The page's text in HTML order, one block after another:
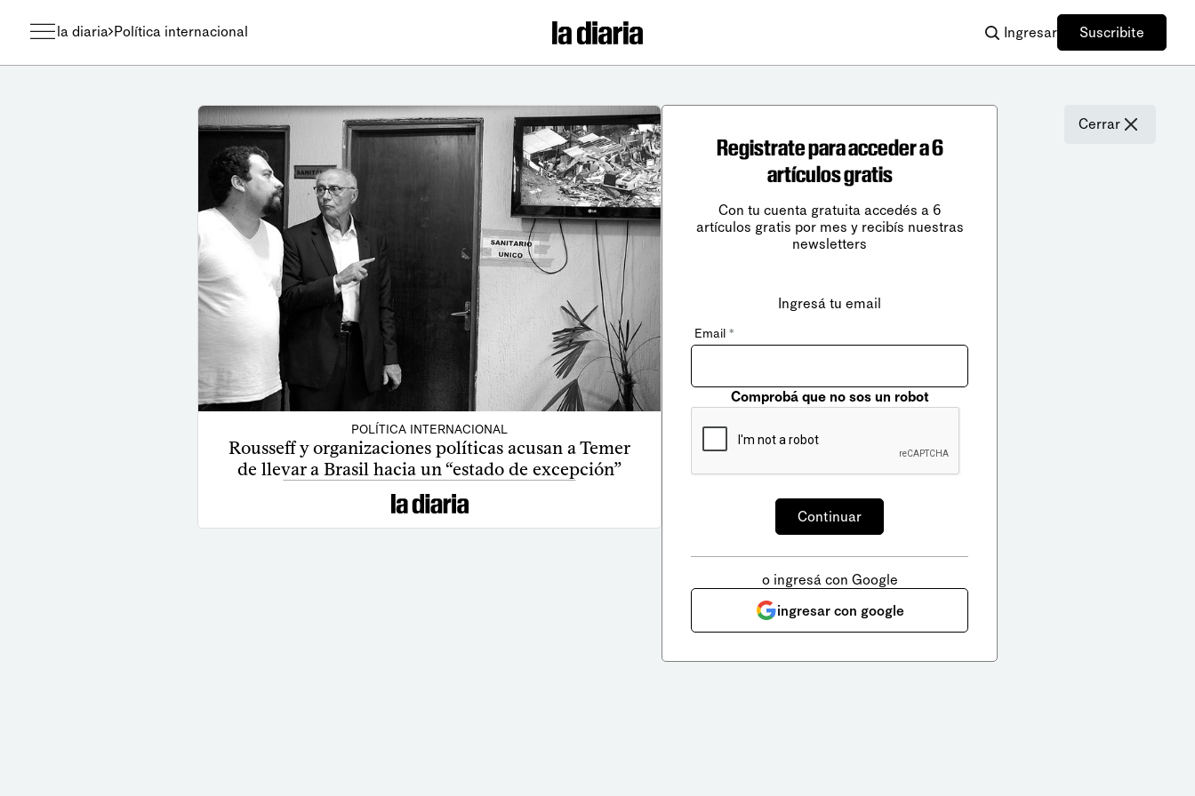
la diaria Política internacional Ingresar Suscribite
POLÍTICA INTERNACIONAL
Rousseff y organizaciones políticas acusan a Temer
de llevar a Brasil hacia un “estado de excepción”
Cerrar
Registrate para acceder a 6
artículos gratis
Con tu cuenta gratuita accedés a 6
artículos gratis por mes y recibís nuestras
newsletters
Ingresá tu email
Email *
Comprobá que no sos un robot
o ingresá con Google
ingresar con google